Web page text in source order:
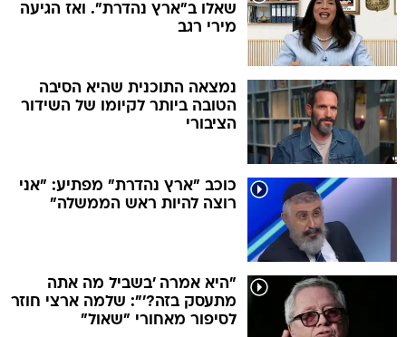
שאלו ב"ארץ נהדרת". ואז הגיעה
מירי רגב
נמצאה התוכנית שהיא הסיבה
הטובה ביותר לקיומו של השידור
הציבורי
כוכב "ארץ נהדרת" מפתיע: "אני
רוצה להיות ראש הממשלה"
"היא אמרה 'בשביל מה אתה
מתעסק בזה?'": שלמה ארצי חוזר
לסיפור מאחורי "שאול"